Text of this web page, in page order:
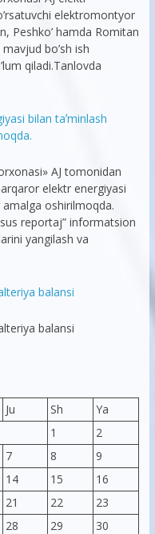
elektromontyor
Peshko’ hamda Romitan
bo’sh ish
qiladi.Tanlovda
bilan taʼminlash
AJ tomonidan
elektr energiyasi
amalga oshirilmoqda.
reportaj” informatsion
yangilash va
balansi
balansi
Ju Sh
Ya
1
2
7 8
9
14 15
16
21 22
23
28 29
30